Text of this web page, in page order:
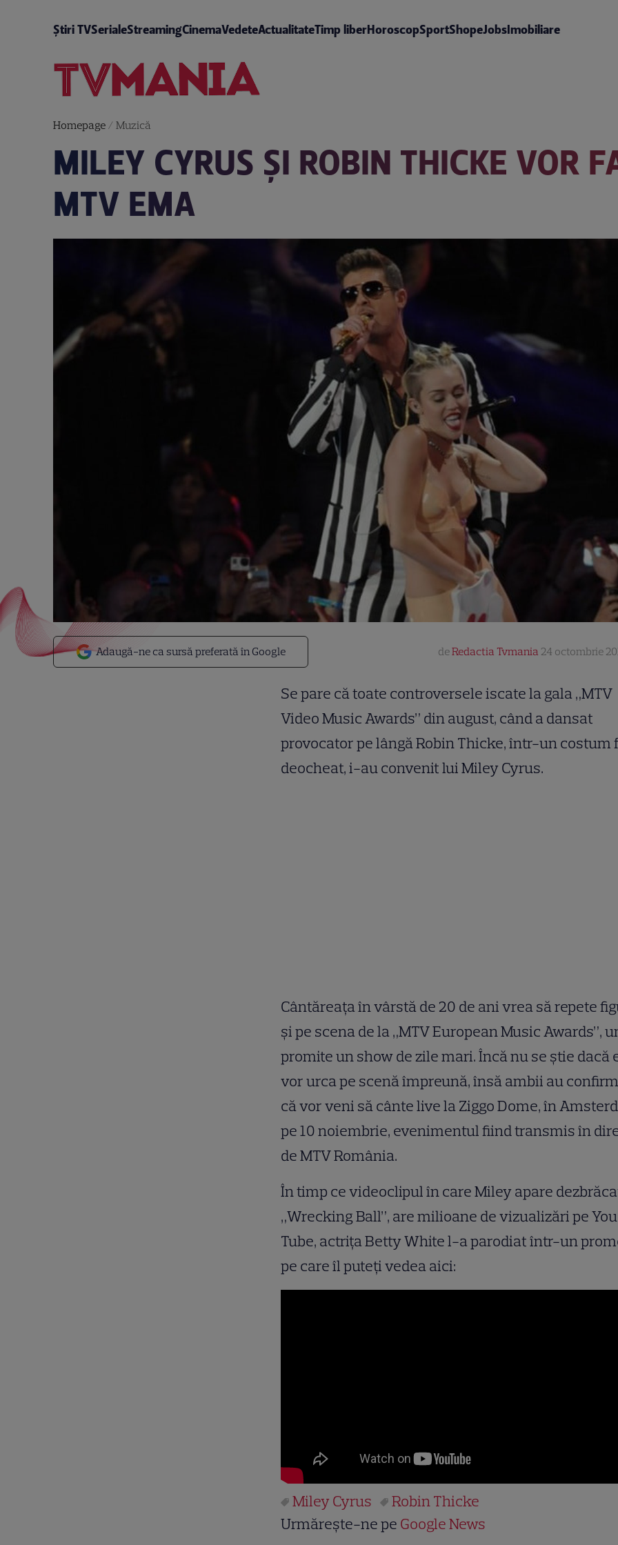
Știri TVSerialeStreamingCinemaVedeteActualitateTimp liberHoroscopSportShopeJobsImobiliare
Homepage/ Muzică
MILEY CYRUS ŞI ROBIN THICKE VOR
MTV EMA
Adaugă-ne ca sursă preferată în Google deRedactia Tvmania 24 octombrie
Se pare că toate controversele iscate la gala „MTV
Video Music Awards” din august, când a dansat
provocator pe lângă Robin Thicke, într-un costum
deocheat, i-au convenit lui Miley Cyrus.
Cântăreaţa în vârstă de 20 de ani vrea să repete
şi pe scena de la „MTV European Music Awards”,
promite un show de zile mari. Încă nu se ştie dacă
vor urca pe scenă împreună, însă ambii au
că vor veni să cânte live la Ziggo Dome, în
pe 10 noiembrie, evenimentul fiind transmis în
de MTV România.
În timp ce videoclipul în care Miley apare
„Wrecking Ball”, are milioane de vizualizări pe You
Tube, actriţa Betty White l-a parodiat într-un
pe care îl puteţi vedea aici:
Miley Cyrus
Robin Thicke
Urmărește-ne pe Google News